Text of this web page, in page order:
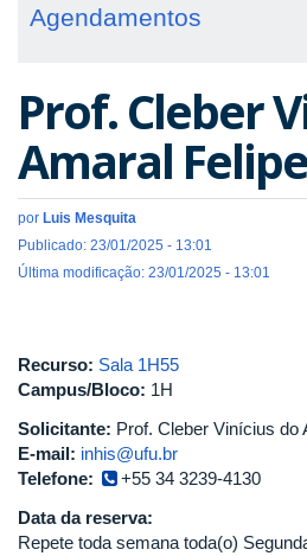
Agendamentos
Prof. Cleber
Amaral Felipe
por Luis Mesquita
Publicado: 23/01/2025 - 13:01
Última modificação: 23/01/2025 - 13:01
Recurso: Sala 1H55
Campus/Bloco: 1H
Solicitante: Prof. Cleber Vinícius do
E-mail: inhis@ufu.br
Telefone:
+55 34 3239-4130
Data da reserva:
Repete toda semana toda(o)